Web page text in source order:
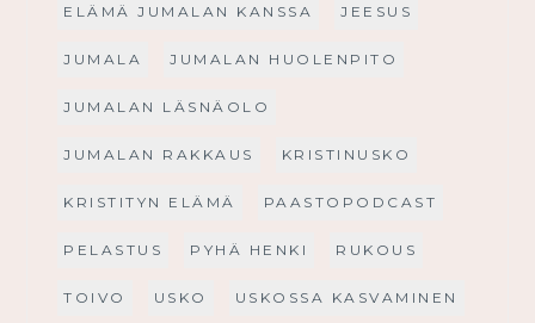
ELÄMÄ JUMALAN KANSSA JEESUS
JUMALA JUMALAN HUOLENPITO
JUMALAN LÄSNÄOLO
JUMALAN RAKKAUS KRISTINUSKO
KRISTITYN ELÄMÄ PAASTOPODCAST
PELASTUS PYHÄ HENKI RUKOUS
TOIVO USKO USKOSSA KASVAMINEN